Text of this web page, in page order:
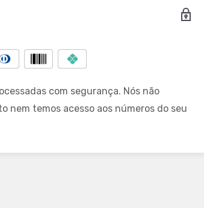
com segurança. Nós não
nem temos acesso aos números do seu